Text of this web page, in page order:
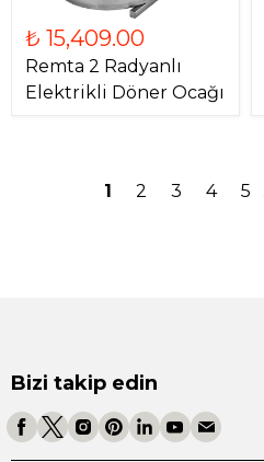
₺ 15,409.00
Remta 2 Radyanlı
Elektrikli Döner Ocağı
1 2 3 4 5
Bizi takip edin